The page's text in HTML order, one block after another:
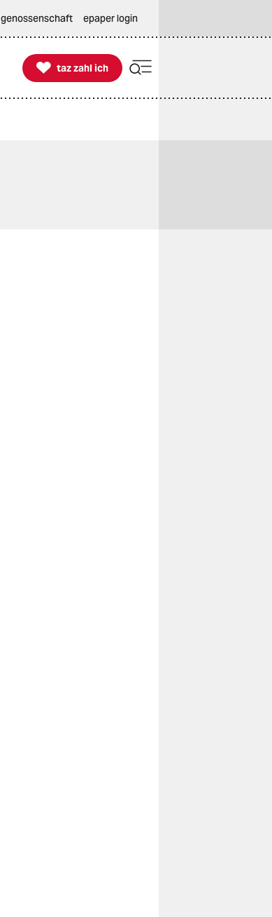
genossenschaft epaper login

taz zahl ich
taz zahl ich